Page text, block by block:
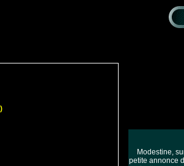
Modestine,
petite annonce